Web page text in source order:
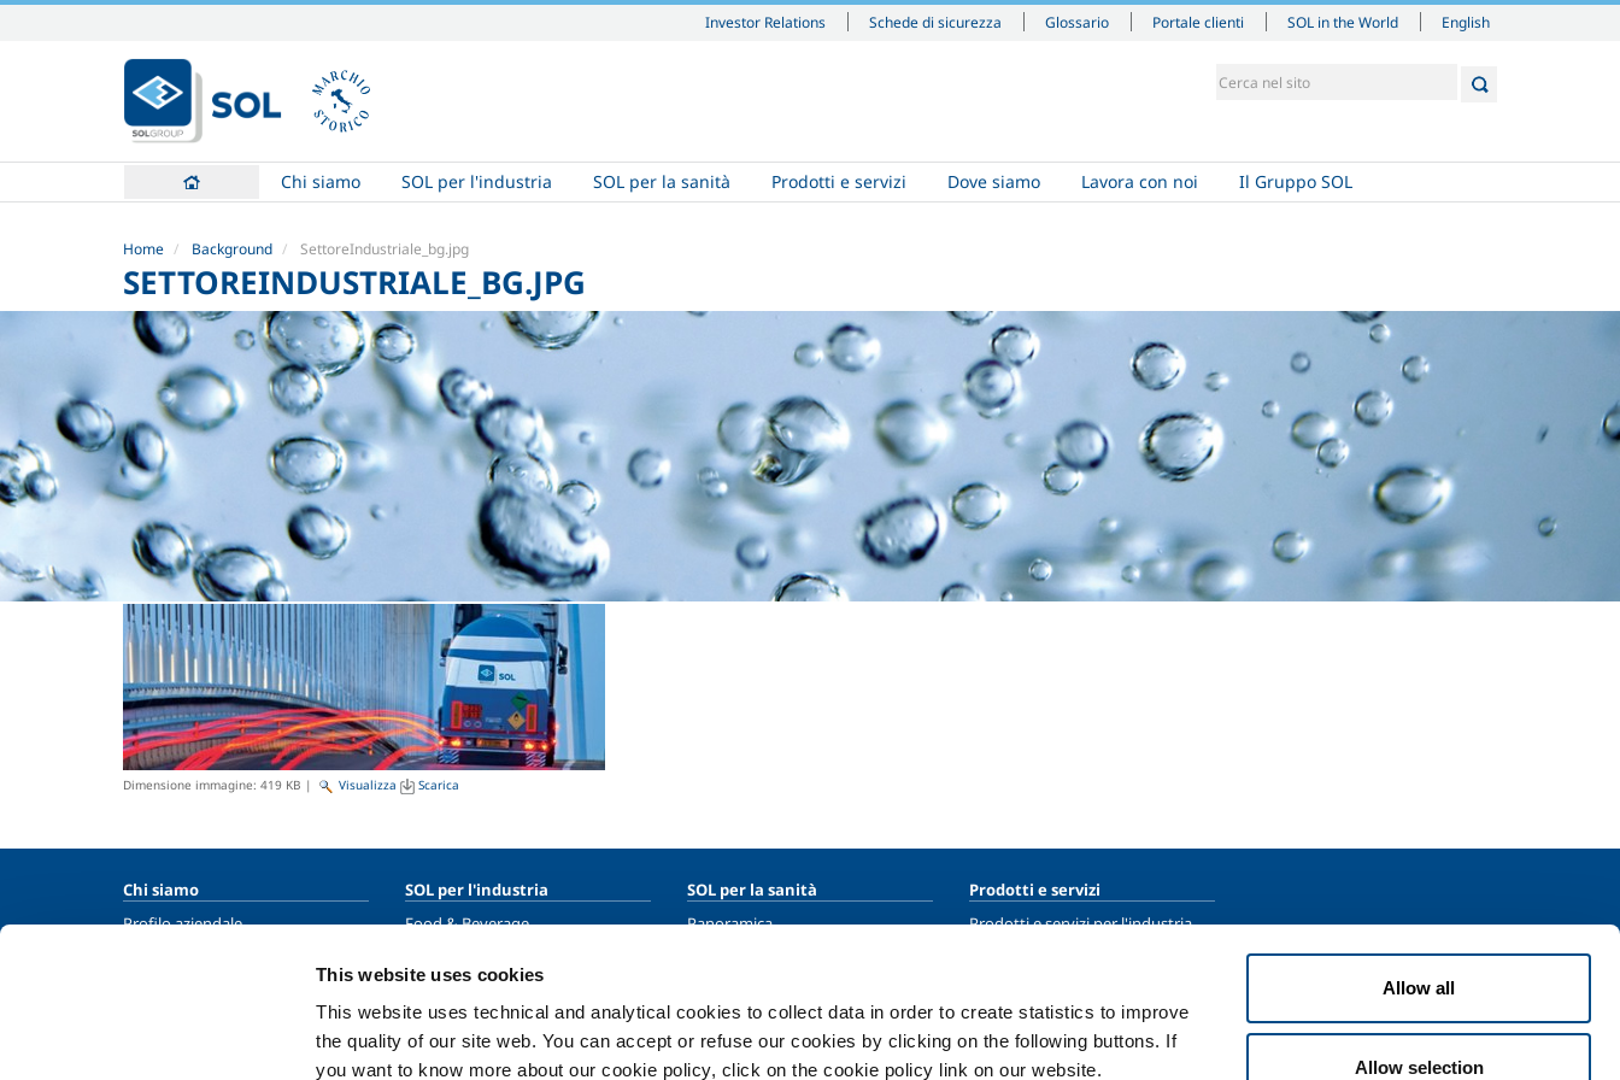
This website uses cookies
This website uses technical and analytical cookies to collect data in order to create statistics to improve
the quality of our site web. You can accept or refuse our cookies by clicking on the following buttons. If
you want to know more about our cookie policy, click on the cookie policy link on our website.
Allow all
Allow selection
Investor Relations Schede di sicurezza Glossario Portale clienti SOL in the World
contenuti.
|
Salta
navigazione
English
Chi siamo SOL per l'industria SOL per la sanità Prodotti e servizi Dove siamo Lavora con noi Il Gruppo SOL
Home Background SettoreIndustriale_bg.jpg
SETTOREINDUSTRIALE_BG.JPG
Dimensione immagine: 419 KB | Visualizza Scarica
Chi siamo
Profilo aziendale
Sicurezza, ambiente e qualità
SOL per l'industria
Food & Beverage
Metal Fabrication
Chemistry & Pharma
Oil & Gas
SOL per la sanità
Panoramica
Gas medicali
Prodotti e servizi
Prodotti e servizi per l'industria